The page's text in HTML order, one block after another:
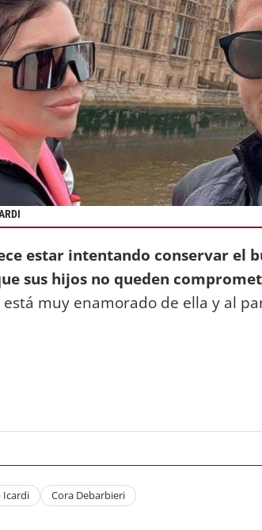
estar intentando conservar el
sus hijos no queden
está muy enamorado de ella y al
Icardi Cora Debarbieri